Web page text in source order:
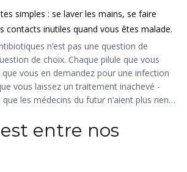
simples : se laver les mains, se faire
contacts inutiles quand vous êtes malade.
n’est pas une question de
de choix. Chaque pilule que vous
vous en demandez pour une infection
vous laissez un traitement inachevé -
les médecins du futur n’aient plus rien
entre nos